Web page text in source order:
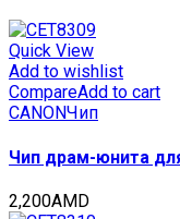
Cyan,
(WW),
6000
стр.,
CET381110
Quick View
Add to wishlist
CompareAdd to cart
CANONЧип
Чип драм-юнита для
2,200AMD